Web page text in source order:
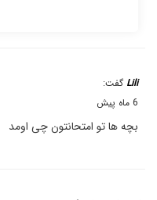
Lili گفت:
6 ماه پیش
بچه ها تو امتحانتون چی اومد